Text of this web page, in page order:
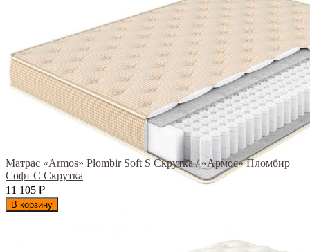
Матрас «Armos» Plombir Soft S Скрутка / «Армос» Пломбир
Софт С Скрутка
11 105 ₽
В корзину